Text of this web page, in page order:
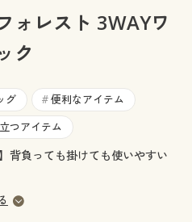
せ
ォレスト 3WAYワ
ク
グ # 便利なアイテム
つアイテム
背負っても掛けても使いやすい